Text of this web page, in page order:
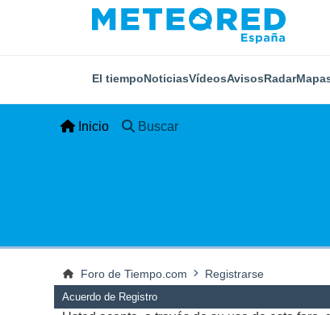
El tiempoNoticiasVídeosAvisosRadar
Inicio Buscar
Foro de Tiempo.com Registrarse
Acuerdo de Registro